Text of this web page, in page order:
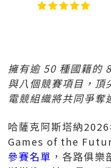
擁有逾 50 種國籍的
與八個競賽項目，頂
電競組織將共同爭奪
哈薩克阿斯塔納
Games of the
參賽名單 ，各路俱